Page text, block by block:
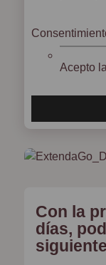
Acepto
Con la
días,